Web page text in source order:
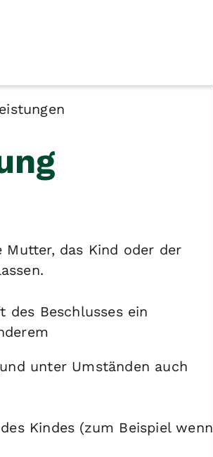
Mutter, das Kind oder der
Beschlusses ein
unter Umständen auch
Kindes (zum Beispiel wenn